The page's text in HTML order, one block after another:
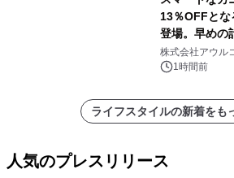
13％OFFとな
登場。早めの
大人の冬旅を
苑 別邸ふうか
株式会社アウル
1時間前
ライフスタイルの新着をも
人気のプレスリリース